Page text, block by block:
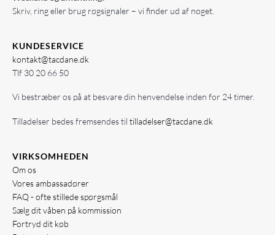
Skriv, ring eller brug røgsignaler – vi finder ud af noget.
KUNDESERVICE
kontakt@tacdane.dk
Tlf 30 20 66 50
Vi bestræber os på at besvare din henvendelse inden for 24 timer.
Tilladelser bedes fremsendes til tilladelser@tacdane.dk
VIRKSOMHEDEN
Om os
Vores ambassadører
FAQ - ofte stillede spørgsmål
Sælg dit våben på kommission
Fortryd dit køb